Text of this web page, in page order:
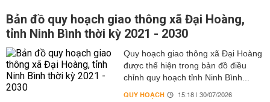
Bản đồ quy hoạch giao thông xã Đại Hoàng,
tỉnh Ninh Bình thời kỳ 2021 - 2030
Quy hoạch giao thông xã Đại Hoàng
được thể hiện trong bản đồ điều
chỉnh quy hoạch tỉnh Ninh Bình...
QUY HOẠCH 15:18 | 30/07/2026